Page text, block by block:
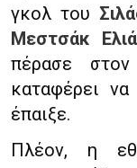
γκολ του
Μεστσάκ
πέρασε
καταφέρει
έπαιξε.
Πλέον, η